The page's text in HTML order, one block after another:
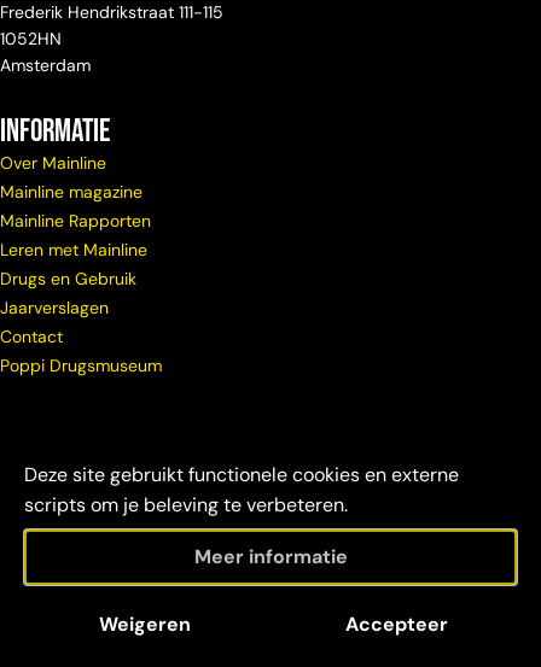
Deze site gebruikt functionele cookies en externe
scripts om je beleving te verbeteren.
Meer informatie
Weigeren Accepteer
Frederik Hendrikstraat 111-115
1052HN
Amsterdam
Informatie
Over Mainline
Mainline magazine
Mainline Rapporten
Leren met Mainline
Drugs en Gebruik
Jaarverslagen
Contact
Poppi Drugsmuseum
Mainline 2026
verantwoordelijkheid
credits